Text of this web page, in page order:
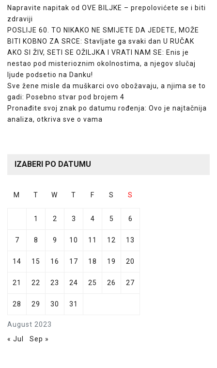
Napravite napitak od OVE BILJKE – prepolovićete se i biti
zdraviji
POSLIJE 60. TO NIKAKO NE SMIJETE DA JEDETE, MOŽE
BITI KOBNO ZA SRCE: Stavljate ga svaki dan U RUČAK
AKO SI ŽIV, SETI SE OŽILJKA I VRATI NAM SE: Enis je
nestao pod misterioznim okolnostima, a njegov slučaj
ljude podsetio na Danku!
Sve žene misle da muškarci ovo obožavaju, a njima se to
gadi: Posebno stvar pod brojem 4
Pronađite svoj znak po datumu rođenja: Ovo je najtačnija
analiza, otkriva sve o vama
IZABERI PO DATUMU
August 2023
M T W T F S S
1 2 3 4 5 6
7 8 9 10 11 12 13
14 15 16 17 18 19 20
21 22 23 24 25 26 27
28 29 30 31
« Jul Sep »